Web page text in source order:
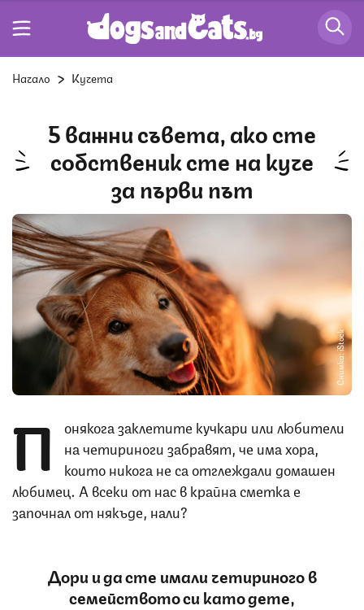
Начало Кучета
5 важни съвета, ако сте
собственик сте на куче
за първи път
Снимка: iStock
П
онякога заклетите кучкари или любители
на четириноги забравят, че има хора,
които никога не са отглеждали домашен
любимец. А всеки от нас в крайна сметка е
започнал от някъде, нали?
Дори и да сте имали четириного в
семейството си като дете,